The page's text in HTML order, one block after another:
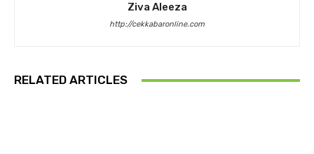
Ziva Aleeza
http://cekkabaronline.com
RELATED ARTICLES